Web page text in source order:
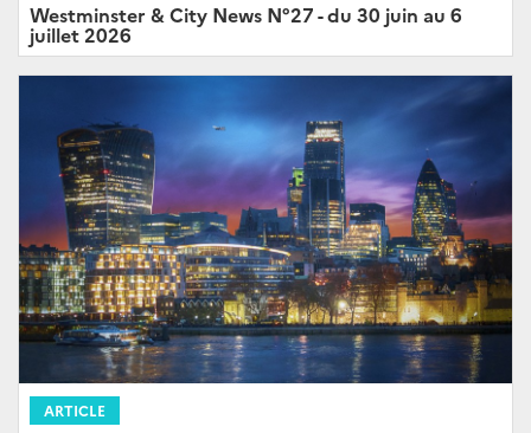
Westminster & City News N°27 - du 30 juin au 6
juillet 2026
ARTICLE